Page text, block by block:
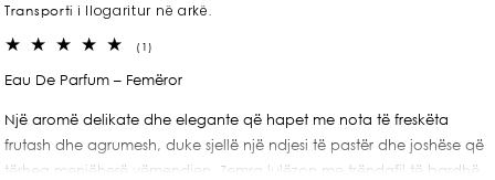
për
Victoria
100ml
për
Victoria
100ml
Transporti i llogaritur në arkë.
(1)
totale
Eau De Parfum – Femëror
Një aromë delikate dhe elegante që hapet me nota të freskëta
frutash dhe agrumesh, duke sjellë një ndjesi të pastër dhe joshëse që
tërheq menjëherë vëmendjen. Zemra lulëzon me trëndafil të bardhë